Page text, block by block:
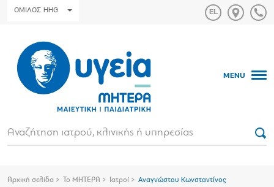
ΟΜΙΛΟΣ HHG
MENU
Αρχική σελίδα Το ΜΗΤΕΡΑ Ιατροί Αναγνώστου Κωνσταντίνος